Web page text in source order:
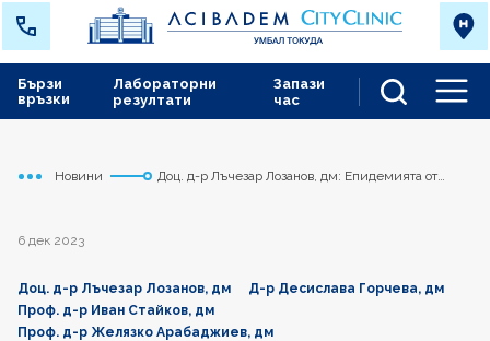
Лабораторни
резултати
Запази
час
Бързи
връзки
Начало
Токуда
Новини
Доц. д-р Лъчезар Лозанов, дм: Eпидемията от
6 дек 2023
Доц. д-р Лъчезар Лозанов, дм
Д-р Десислава Горчева, дм
Проф. д-р Иван Стайков, дм
Проф. д-р Желязко Арабаджиев, дм